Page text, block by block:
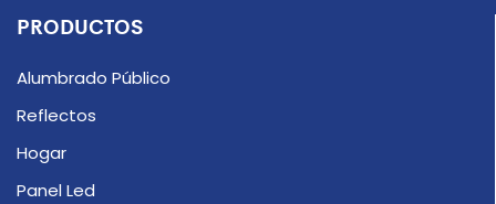
PRODUCTOS
Alumbrado Público
Reflectos
Hogar
Panel Led